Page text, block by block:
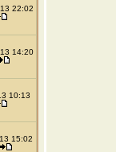
22:02
14:20
10:13
15:02